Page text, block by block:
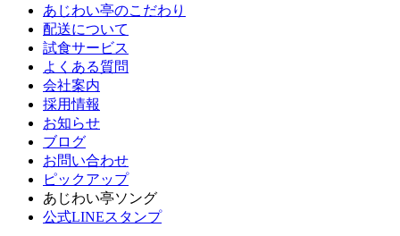
あじわい亭のこだわり
配送について
試食サービス
よくある質問
会社案内
採用情報
お知らせ
ブログ
お問い合わせ
ピックアップ
あじわい亭ソング
公式LINEスタンプ